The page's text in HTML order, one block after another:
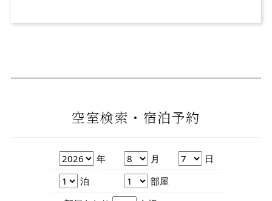
空室検索・宿泊予約
年 年 月 月 日
日
泊数 泊 部屋数 部屋